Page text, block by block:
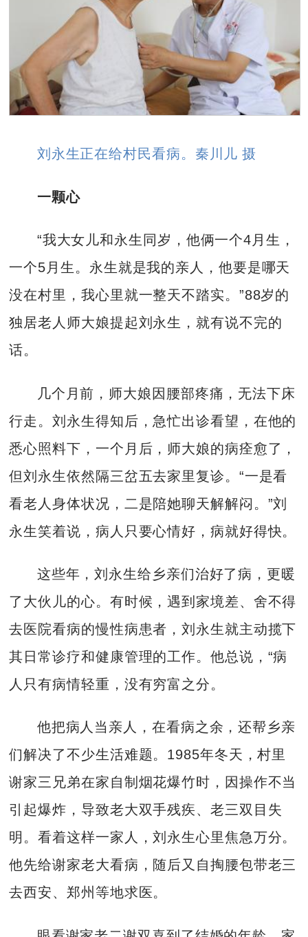
刘永生正在给村民看病。秦川儿 摄
一颗心
“我大女儿和永生同岁，他俩一个4月生，
一个5月生。永生就是我的亲人，他要是哪天
没在村里，我心里就一整天不踏实。”88岁的
独居老人师大娘提起刘永生，就有说不完的
话。
几个月前，师大娘因腰部疼痛，无法下床
行走。刘永生得知后，急忙出诊看望，在他的
悉心照料下，一个月后，师大娘的病痊愈了，
但刘永生依然隔三岔五去家里复诊。“一是看
看老人身体状况，二是陪她聊天解解闷。”刘
永生笑着说，病人只要心情好，病就好得快。
这些年，刘永生给乡亲们治好了病，更暖
了大伙儿的心。有时候，遇到家境差、舍不得
去医院看病的慢性病患者，刘永生就主动揽下
其日常诊疗和健康管理的工作。他总说，“病
人只有病情轻重，没有穷富之分。
他把病人当亲人，在看病之余，还帮乡亲
们解决了不少生活难题。1985年冬天，村里
谢家三兄弟在家自制烟花爆竹时，因操作不当
引起爆炸，导致老大双手残疾、老三双目失
明。看着这样一家人，刘永生心里焦急万分。
他先给谢家老大看病，随后又自掏腰包带老三
去西安、郑州等地求医。